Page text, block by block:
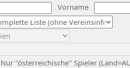
Vorname
Nur "österreichische" Spieler